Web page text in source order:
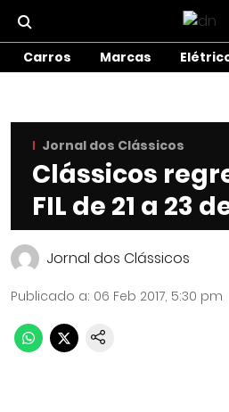
Carros Marcas
Jornal dos Clássicos
Clássicos
FIL de 21 a 23
Jornal dos Clássicos
Publicado a: 06 Feb 2017, 5:30 pm